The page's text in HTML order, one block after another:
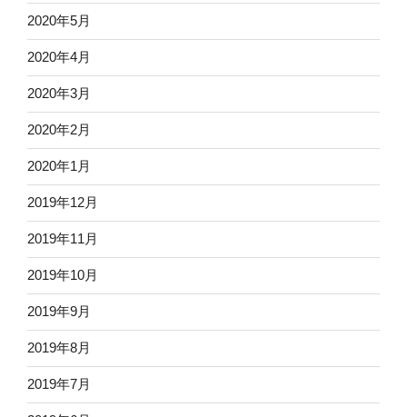
2020年5月
2020年4月
2020年3月
2020年2月
2020年1月
2019年12月
2019年11月
2019年10月
2019年9月
2019年8月
2019年7月